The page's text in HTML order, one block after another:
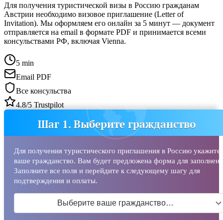
Для получения туристической визы в Россию гражданам
Австрии необходимо визовое приглашение (Letter of
Invitation). Мы оформляем его онлайн за 5 минут — документ
отправляется на email в формате PDF и принимается всеми
консульствами РФ, включая Vienna.
5 min
Email PDF
Все консульства
4.8/5 Trustpilot
Шаг 1. Выберите гражданство
Для получения туристического приглашения в Россию укажите
ваше гражданство. Вам будет предложена форма для
Заполните все поля и перейдите к следующему шагу для
подтверждения и оплаты.
Выберите ваше гражданство…